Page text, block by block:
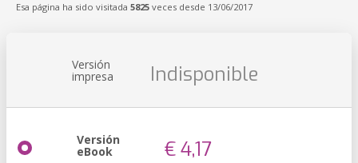
Esa página ha sido visitada 5825 veces desde 13/06/2017
Versión
impresa Indisponible
Versión
eBook € 4,17